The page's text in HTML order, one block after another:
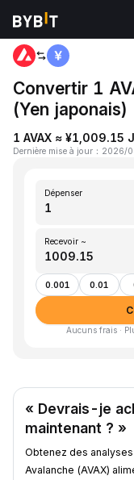
Accueil
Convertir 1
(Yen japonais)
1 AVAX ≈ ¥1,009.15
Dernière mise à jour ： 2026/
Dépenser
Recevoir ~
0.001 0.01
Aucuns frais ·
« Devrais-je
maintenant ? »
Obtenez des
Avalanche (AVAX)